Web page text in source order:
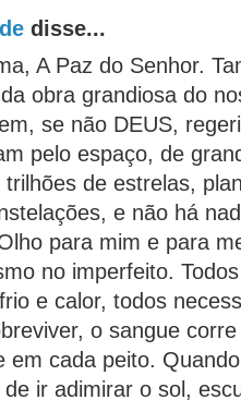
disse...
A Paz do Senhor.
obra grandiosa do
se não DEUS,
pelo espaço, de
de estrelas,
e não há
para mim e para
no imperfeito.
e calor, todos
o sangue
em cada peito.
ir adimirar o sol,